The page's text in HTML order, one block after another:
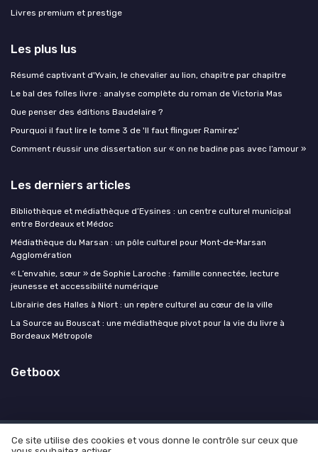
Livres premium et prestige
Les plus lus
Résumé captivant d'Yvain, le chevalier au lion, chapitre par chapitre
Le bal des folles livre : analyse complète du roman de Victoria Mas
Que penser des éditions Baudelaire ?
Pourquoi il faut lire le tome 3 de 'Il faut flinguer Ramirez'
Comment réussir une dissertation sur « on ne badine pas avec l’amour »
Les derniers articles
Bibliothèque et médiathèque d’Eysines : un centre culturel municipal
entre Bordeaux et Médoc
Médiathèque du Marsan : un pôle culturel pour Mont‑de‑Marsan
Agglomération
« L’envahie, sœur » de Sophie Laroche : famille connectée, lecture
jeunesse et accessibilité numérique
Librairie des Halles à Niort : un repère culturel au cœur de la ville
La Source au Bouscat : une médiathèque pivot pour la vie du livre à
Bordeaux Métropole
Getboox
Mentions légales Politique de confidentialité
Grande
Ce site utilise des cookies et vous donne le contrôle sur ceux que